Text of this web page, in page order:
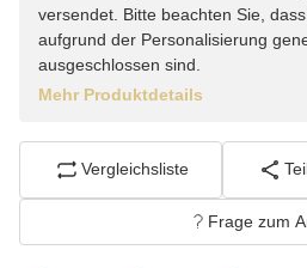
versendet. Bitte beachten Sie,
aufgrund der Personalisierung
ausgeschlossen sind.
Mehr Produktdetails
Vergleichsliste
Frage zum